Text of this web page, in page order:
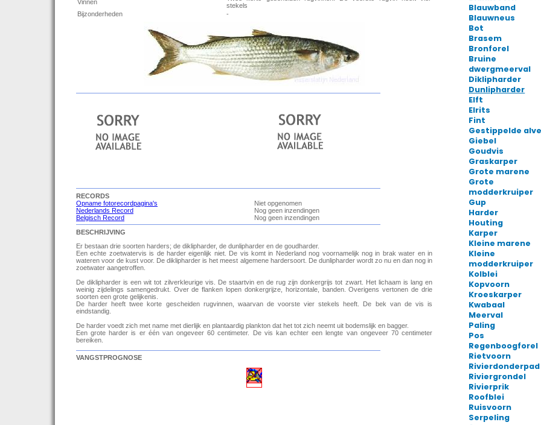
Blauwband
Blauwneus
Bot
Brasem
Bronforel
Bruine
dwergmeerval
Diklipharder
Dunlipharder
Elft
Elrits
Fint
Gestippelde
Giebel
Goudvis
Graskarper
Grote marene
Grote
modderkruiper
Gup
Harder
Houting
Karper
Kleine marene
Kleine
modderkruiper
Kolblei
Kopvoorn
Kroeskarper
Kwabaal
Meerval
Paling
Pos
Regenboogforel
Rietvoorn
Rivierdonderpad
Riviergrondel
Rivierprik
Roofblei
Ruisvoorn
Serpeling